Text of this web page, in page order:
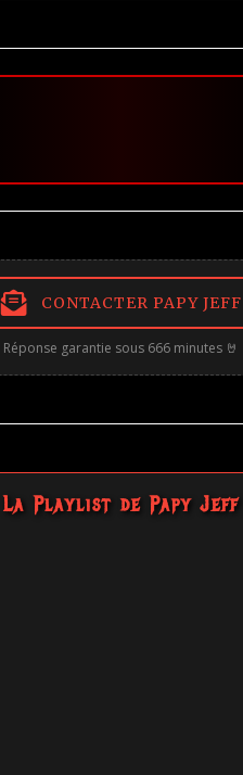
CONTACTER PAPY JEFF
Réponse garantie sous 666 minutes 🤘
La Playlist de Papy Jeff